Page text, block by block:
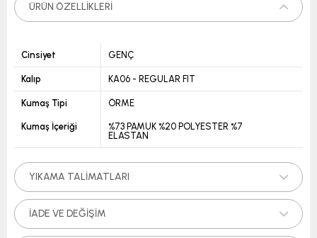
ÜRÜN ÖZELLIKLERI
Cinsiyet GENÇ
Kalıp KA06 - REGULAR FIT
Kumaş Tipi ÖRME
Kumaş İçeriği
%73 PAMUK %20 POLYESTER %7
ELASTAN
YIKAMA TALIMATLARI
İADE VE DEĞIŞIM